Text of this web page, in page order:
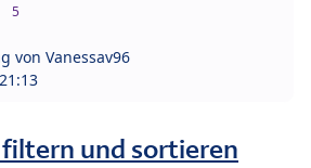
5
von Vanessav96
und sortieren